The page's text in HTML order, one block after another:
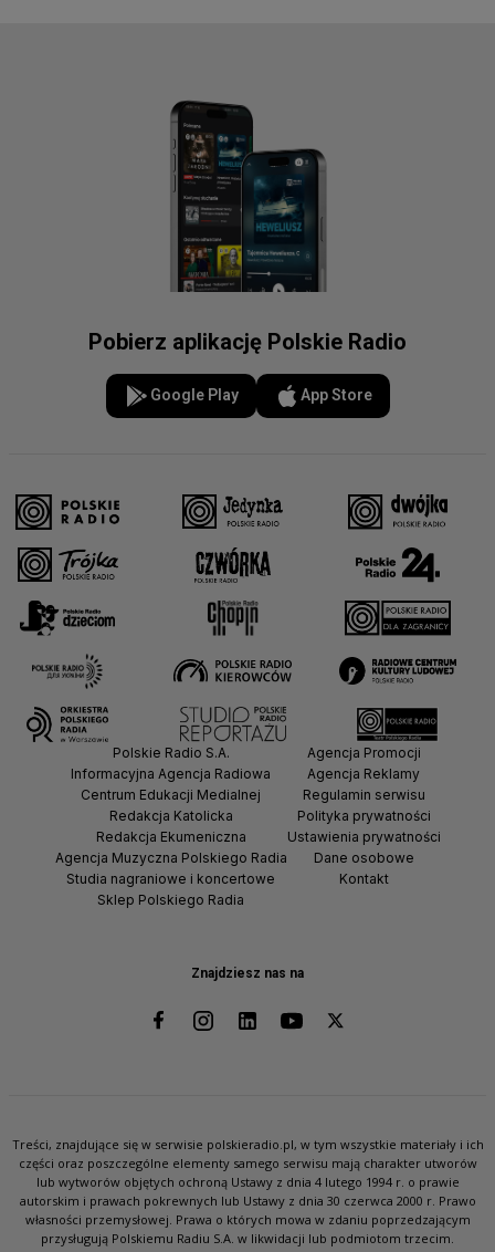
Pobierz aplikację Polskie Radio
Google Play App Store
Znajdziesz nas na
Polskie Radio S.A.
Informacyjna Agencja Radiowa
Centrum Edukacji Medialnej
Redakcja Katolicka
Redakcja Ekumeniczna
Agencja Muzyczna Polskiego Radia
Studia nagraniowe i koncertowe
Sklep Polskiego Radia
Agencja Promocji
Agencja Reklamy
Regulamin serwisu
Polityka prywatności
Ustawienia prywatności
Dane osobowe
Kontakt
Treści, znajdujące się w serwisie polskieradio.pl, w tym wszystkie materiały i ich
części oraz poszczególne elementy samego serwisu mają charakter utworów
lub wytworów objętych ochroną Ustawy z dnia 4 lutego 1994 r. o prawie
autorskim i prawach pokrewnych lub Ustawy z dnia 30 czerwca 2000 r. Prawo
własności przemysłowej. Prawa o których mowa w zdaniu poprzedzającym
przysługują Polskiemu Radiu S.A. w likwidacji lub podmiotom trzecim.